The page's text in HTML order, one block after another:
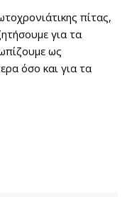
πίτας,
για τα
ως
όσο και για τα